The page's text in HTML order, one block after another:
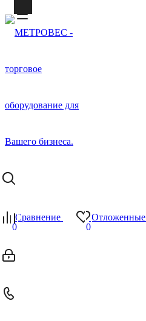
Сравнение
0
Отложенные
0